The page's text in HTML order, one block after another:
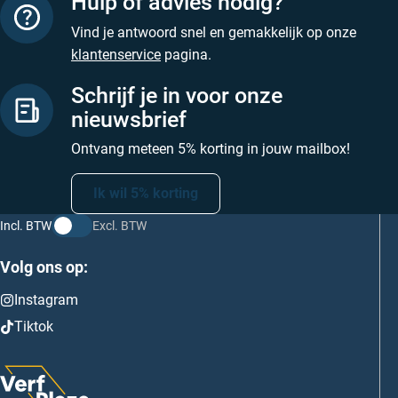
Vind je antwoord snel en gemakkelijk op onze
klantenservice pagina.
Schrijf je in voor onze
nieuwsbrief
Ontvang meteen 5% korting in jouw mailbox!
Ik wil 5% korting
Incl. BTW Excl. BTW
Volg ons op:
Instagram
Tiktok